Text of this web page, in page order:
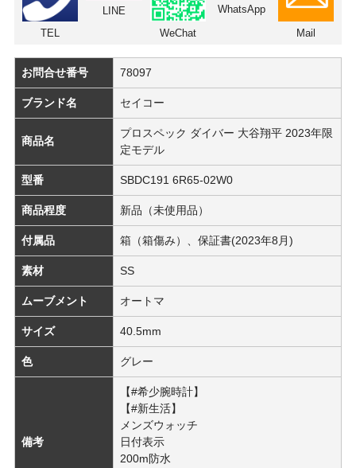
TEL
LINE
WeChat
WhatsApp
Mail
お問合せ番号 78097
ブランド名 セイコー
商品名
プロスペック ダイバー 大谷翔平 2023年限
定モデル
型番 SBDC191 6R65-02W0
商品程度 新品（未使用品）
付属品 箱（箱傷み）、保証書(2023年8月)
素材 SS
ムーブメント オートマ
サイズ 40.5mm
色 グレー
備考
【#希少腕時計】
【#新生活】
メンズウォッチ
日付表示
200m防水